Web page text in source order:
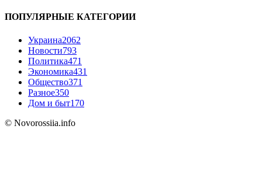
ПОПУЛЯРНЫЕ КАТЕГОРИИ
Украина2062
Новости793
Политика471
Экономика431
Общество371
Разное350
Дом и быт170
© Novorossiia.info